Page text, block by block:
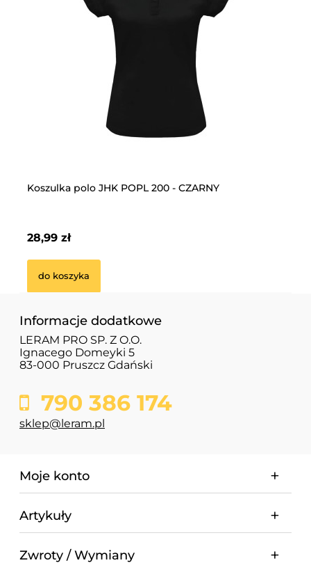
Koszulka polo JHK POPL 200 - CZARNY
28,99 zł
do koszyka
Informacje dodatkowe
LERAM PRO SP. Z O.O.
Ignacego Domeyki 5
83-000 Pruszcz Gdański
790 386 174
sklep@leram.pl
Moje konto
Artykuły
Zwroty / Wymiany